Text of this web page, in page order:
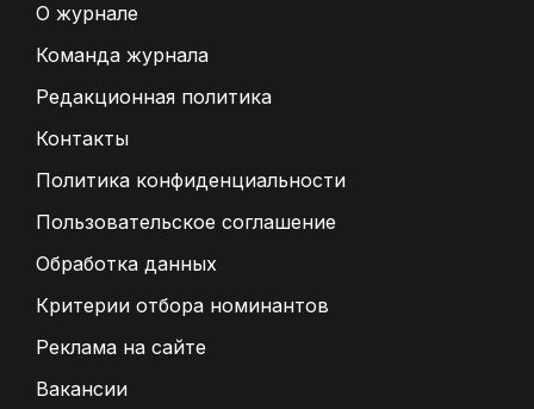
О журнале
Команда журнала
Редакционная политика
Контакты
Политика конфиденциальности
Пользовательское соглашение
Обработка данных
Критерии отбора номинантов
Реклама на сайте
Вакансии